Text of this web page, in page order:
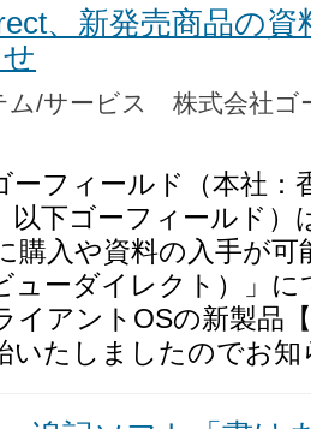
、新発売商品の
ム/サービス 株式会社
ーフィールド（本社：
以下ゴーフィールド
購入や資料の入手が
ューダイレクト）」
イアントOSの新製品
いたしましたのでお